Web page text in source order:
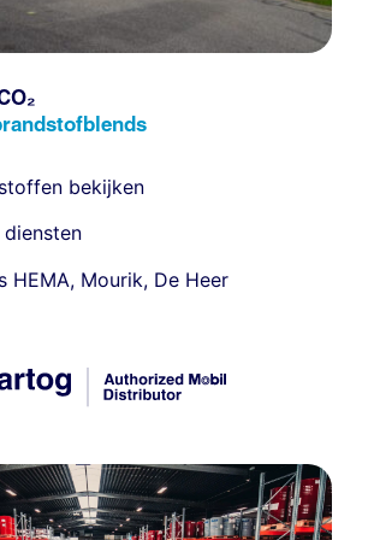
bekijken
HEMA, Mourik, De Heer